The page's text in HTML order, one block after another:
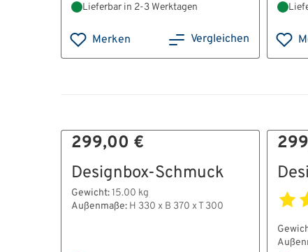
Lieferbar in 2-3 Werktagen
Merken Vergleichen
299,00 €
Designbox-Schmuck
Gewicht:15.00 kg
Außenmaße: H 330 x B 370 x T 300